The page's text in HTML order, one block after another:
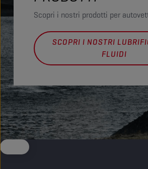
Scopri i nostri prodotti per
SCOPRI I NOSTRI
FLUIDI